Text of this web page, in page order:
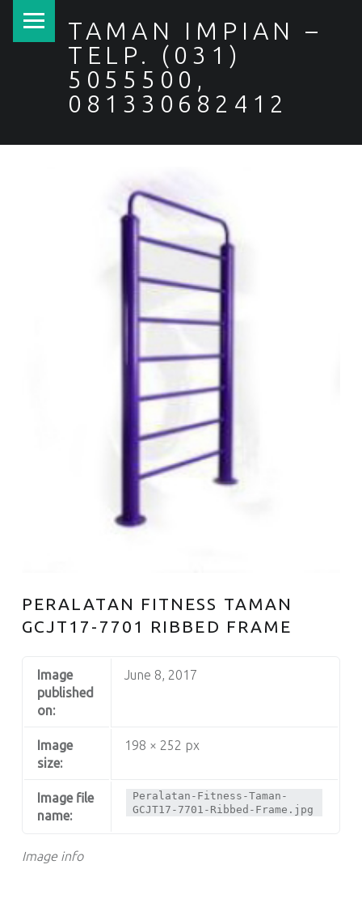
TAMAN IMPIAN –
TELP. (031)
5055500,
081330682412
PERALATAN FITNESS TAMAN
GCJT17-7701 RIBBED FRAME
Image info
Image
published
on:
June 8, 2017
Image
size:
198 × 252 px
Image file
name:
Peralatan-Fitness-Taman-
GCJT17-7701-Ribbed-Frame.jpg